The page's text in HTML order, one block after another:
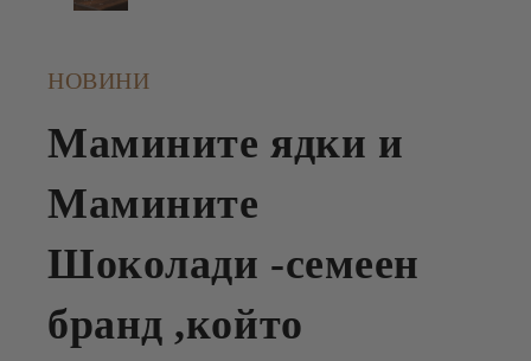
НОВИНИ
Мамините ядки и
Мамините
Шоколади -семеен
бранд ,който